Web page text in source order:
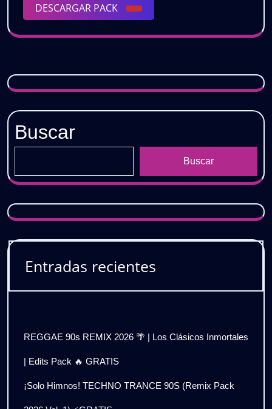
𝗚𝗥𝗔𝗧𝗜𝗦
DESCARGAR PACK
DESCARGAR
PACK
Buscar
Buscar
Entradas recientes
REGGAE 90s REMIX 2026 🌴 | Los Clásicos Inmortales
| Edits Pack 🔥 GRATIS
¡Solo Himnos! TECHNO TRANCE 90S (Remix Pack